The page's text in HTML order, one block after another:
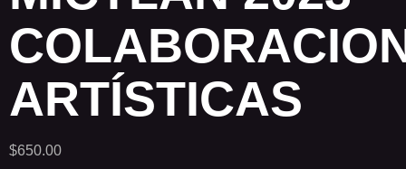
ARTÍSTICAS
$650.00